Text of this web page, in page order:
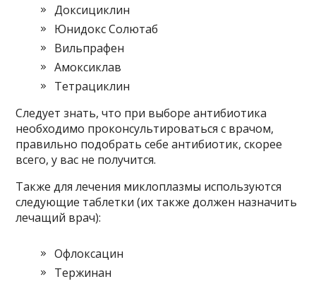
Доксициклин
Юнидокс Солютаб
Вильпрафен
Амоксиклав
Тетрациклин
Следует знать, что при выборе антибиотика
необходимо проконсультироваться с врачом,
правильно подобрать себе антибиотик, скорее
всего, у вас не получится.
Также для лечения миклоплазмы используются
следующие таблетки (их также должен назначить
лечащий врач):
Офлоксацин
Тержинан